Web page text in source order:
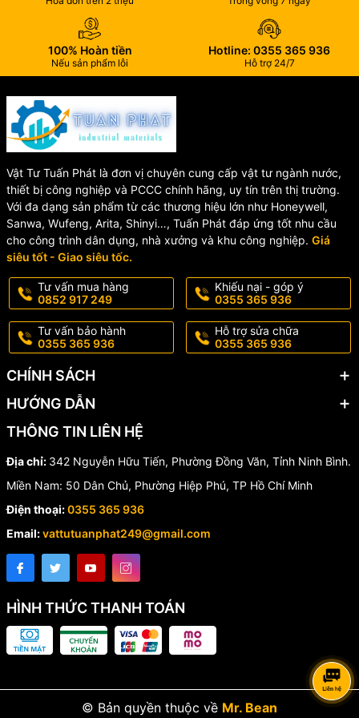
✔️ Kết Nối Chắc Chắn
Thiết kế hai đầu mặt bích tiêu chuẩn giúp việc lắp đặt nhanh
chóng, độ kín cao và hạn chế rò rỉ.
✔️ Tối Ưu Dòng Chảy
Góc chuyển hướng nhỏ giúp dòng nước lưu thông ổn định, giảm
🏗️ Ứng Dụng Của Cút Gang
11,25° – 22,5° BB
Sản phẩm được ứng dụng rộng rãi trong:
💧 Hệ thống cấp thoát nước
🔥 Hệ thống phòng cháy chữa cháy (PCCC)
🏭 Nhà máy công nghiệp
🚰 Hệ thống dẫn nước sạch
📌 Vì Sao Nên Chọn Cút
Gang BB?
Độ kín và độ bền vượt trội
Đa dạng kích thước từ DN80 đến DN800
Giá thành hợp lý, tối ưu chi phí công trình
📞 Liên Hệ Báo Giá Cút Gang
BB
Quý khách cần tư vấn và báo giá cút gang 11,25° – 22,5° BB vui
lòng liên hệ ngay để được hỗ trợ nhanh chóng cùng mức giá tốt
100% Hoàn tiền
Nếu sản phẩm lỗi
Hotline: 0355 365 936
Hỗ trợ 24/7
Vật Tư Tuấn Phát là đơn vị chuyên cung cấp vật tư ngành nước,
thiết bị công nghiệp và PCCC chính hãng, uy tín trên thị trường.
Với đa dạng sản phẩm từ các thương hiệu lớn như Honeywell,
Sanwa, Wufeng, Arita, Shinyi…, Tuấn Phát đáp ứng tốt nhu cầu
cho công trình dân dụng, nhà xưởng và khu công nghiệp. Giá
siêu tốt - Giao siêu tốc.
Tư vấn mua hàng
0852 917 249
Khiếu nại - góp ý
0355 365 936
Tư vấn bảo hành
0355 365 936
Hỗ trợ sửa chữa
0355 365 936
CHÍNH SÁCH
HƯỚNG DẪN
THÔNG TIN LIÊN HỆ
Địa chỉ: 342 Nguyễn Hữu Tiến, Phường Đồng Văn, Tỉnh Ninh Bình.
Miền Nam: 50 Dân Chủ, Phường Hiệp Phú, TP Hồ Chí Minh
Điện thoại:0355 365 936
Email:vattutuanphat249@gmail.com
HÌNH THỨC THANH TOÁN
© Bản quyền thuộc về Mr. Bean